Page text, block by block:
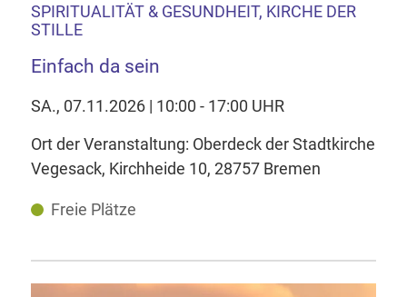
SPIRITUALITÄT & GESUNDHEIT, KIRCHE DER
STILLE
Einfach da sein
SA., 07.11.2026 | 10:00 - 17:00 UHR
Ort der Veranstaltung: Oberdeck der Stadtkirche
Vegesack, Kirchheide 10, 28757 Bremen
Freie Plätze